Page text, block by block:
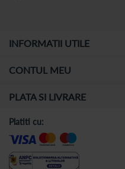
INFORMATII UTILE
CONTUL MEU
PLATA SI LIVRARE
Platiti cu: